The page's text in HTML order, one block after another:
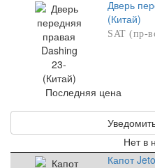
Дверь
(Китай)
SAT (пр-
Последняя цена
Нет в
Капот